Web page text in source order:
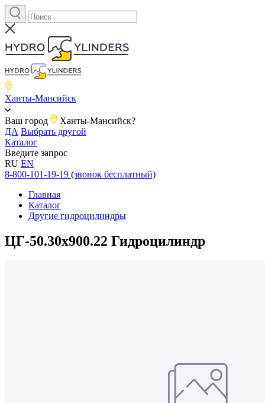
Ханты-Мансийск
Ваш город
Ханты-Мансийск?
ДА Выбрать другой
Каталог
Введите запрос
RU EN
8-800-101-19-19 (звонок бесплатный)
Главная
Каталог
Другие гидроцилиндры
ЦГ-50.30х900.22 Гидроцилиндр